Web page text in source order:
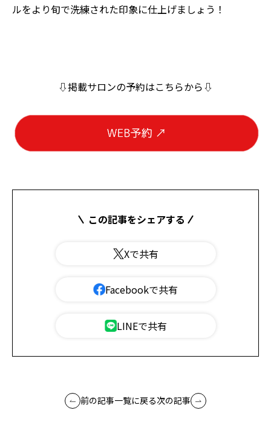
ルをより旬で洗練された印象に仕上げましょう！
⇩掲載サロンの予約はこちらから⇩
この記事をシェアする
Xで共有
Facebookで共有
LINEで共有
前の記事一覧に戻る次の記事